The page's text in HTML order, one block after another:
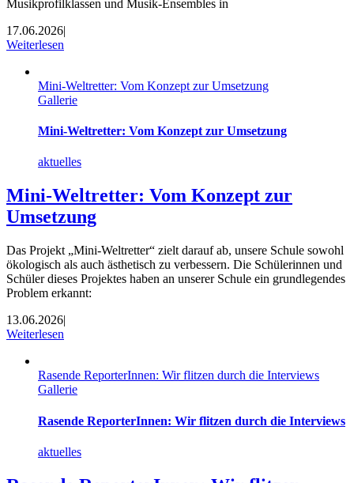
Musikprofilklassen und Musik-Ensembles in
17.06.2026|
Weiterlesen
Mini-Weltretter: Vom Konzept zur Umsetzung
Gallerie
Mini-Weltretter: Vom Konzept zur Umsetzung
aktuelles
Mini-Weltretter: Vom Konzept zur
Umsetzung
Das Projekt „Mini-Weltretter“ zielt darauf ab, unsere Schule sowohl
ökologisch als auch ästhetisch zu verbessern. Die Schülerinnen und
Schüler dieses Projektes haben an unserer Schule ein grundlegendes
Problem erkannt:
13.06.2026|
Weiterlesen
Rasende ReporterInnen: Wir flitzen durch die Interviews
Gallerie
Rasende ReporterInnen: Wir flitzen durch die Interviews
aktuelles